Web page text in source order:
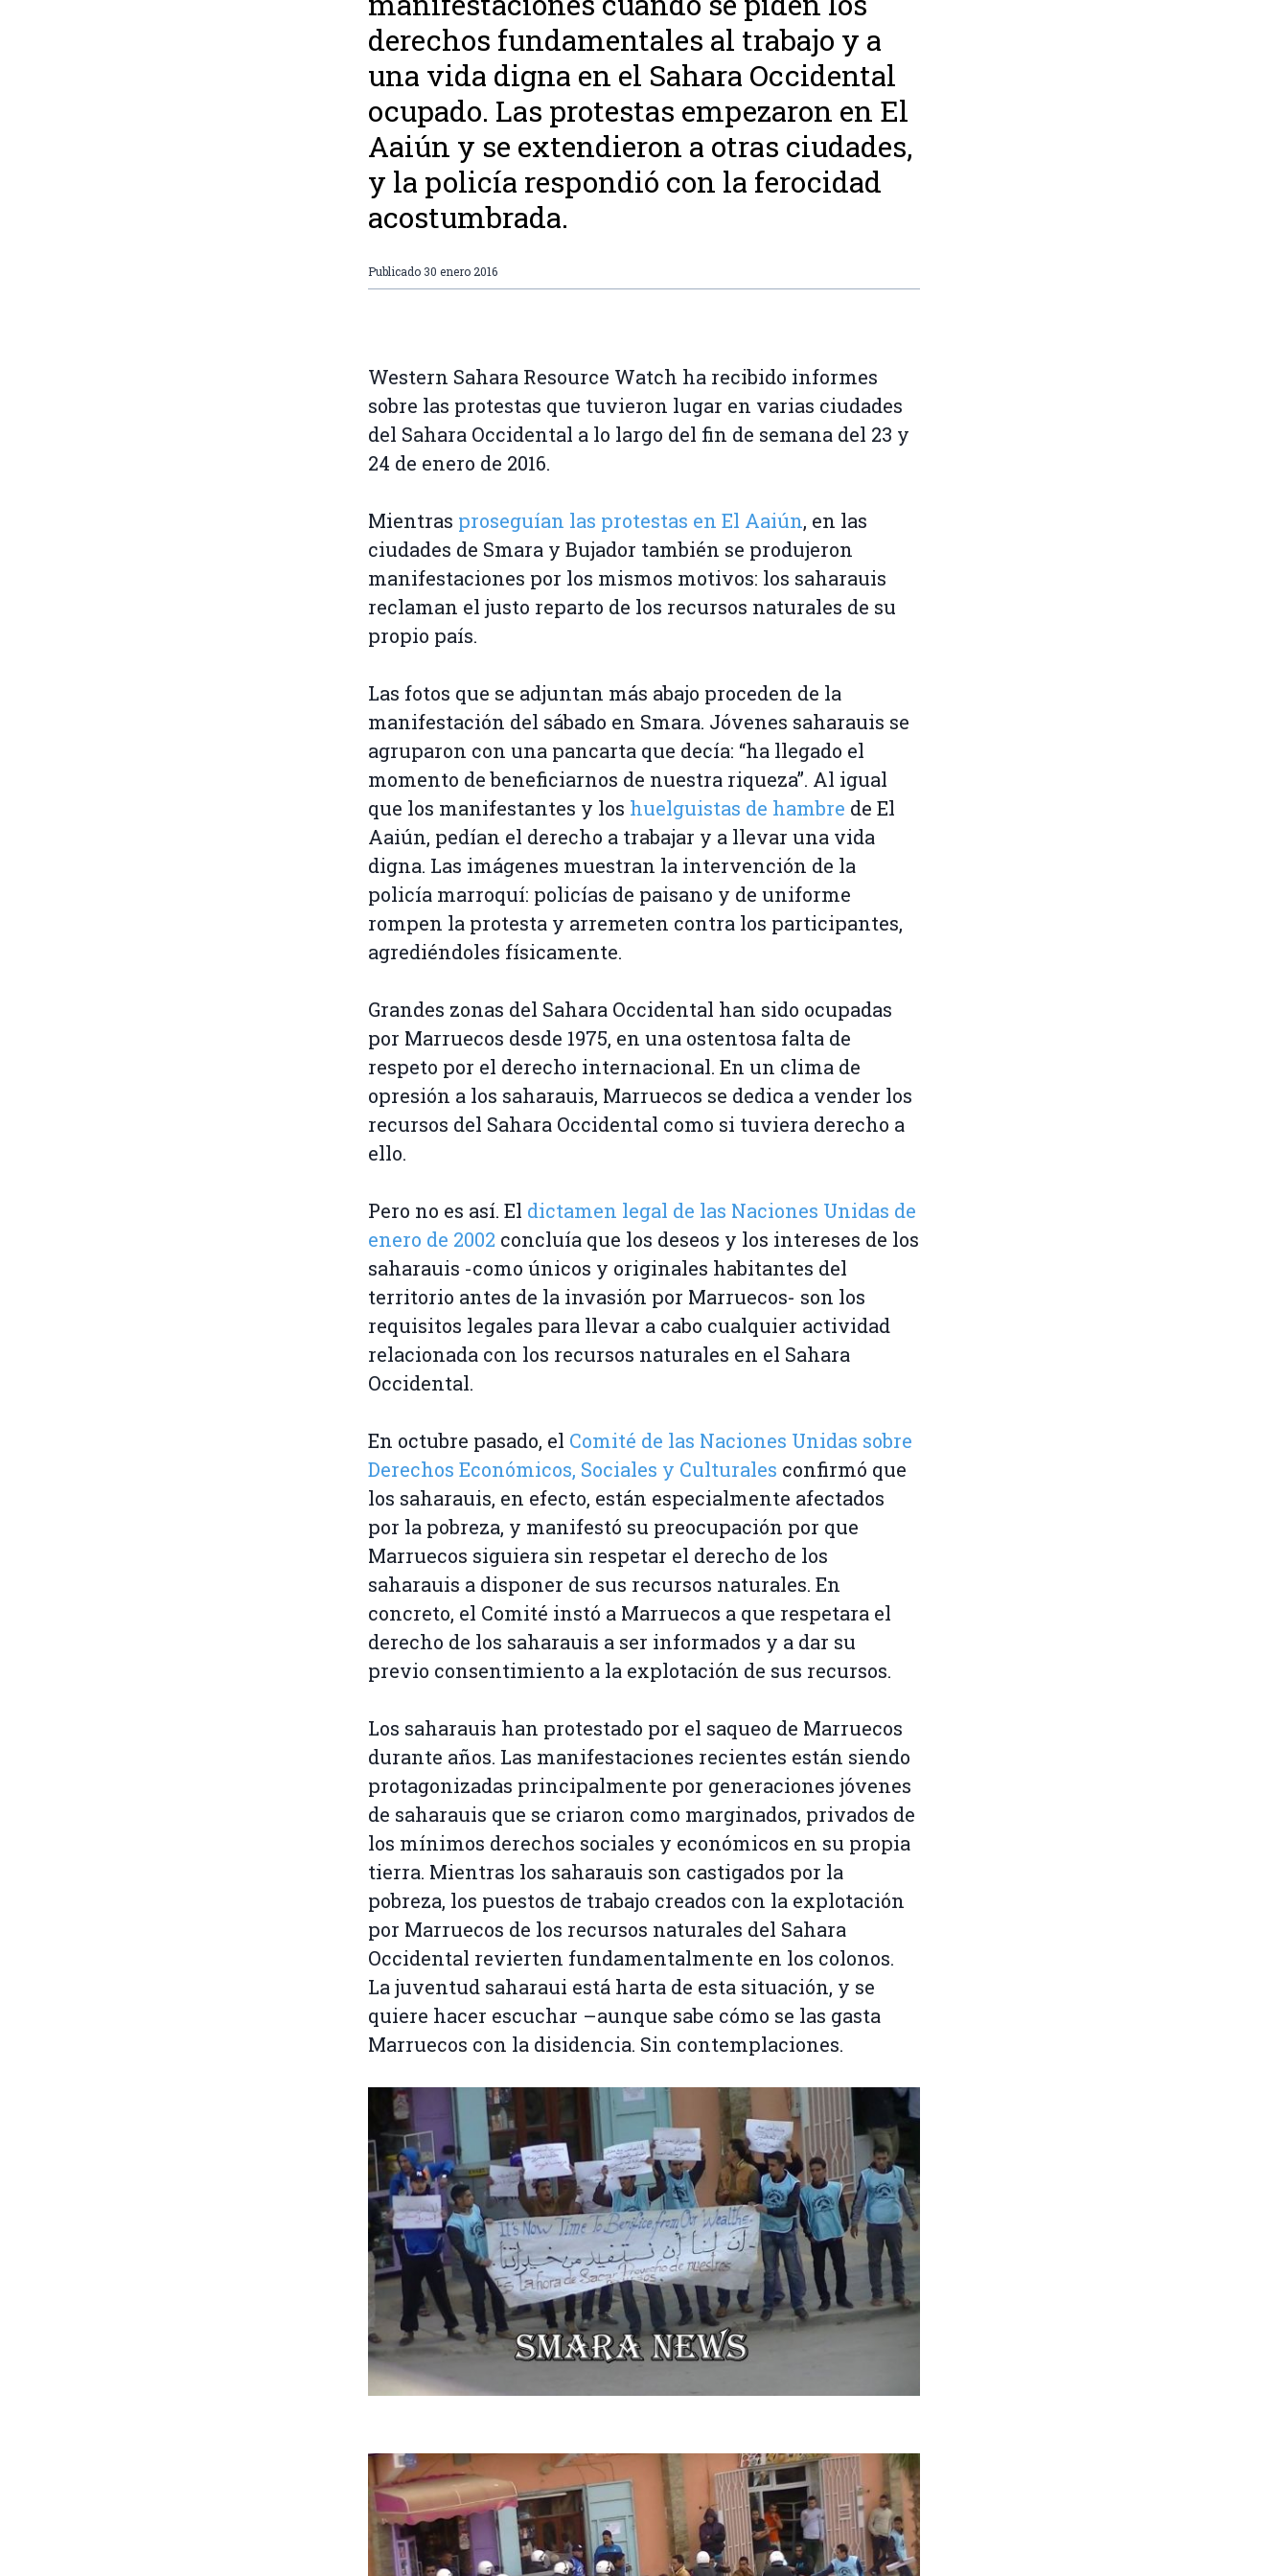
derechos fundamentales al trabajo y a
una vida digna en el Sahara Occidental
ocupado. Las protestas empezaron en El
Aaiún y se extendieron a otras ciudades,
y la policía respondió con la ferocidad
acostumbrada.
Publicado 30 enero 2016
Western Sahara Resource Watch ha recibido informes
sobre las protestas que tuvieron lugar en varias ciudades
del Sahara Occidental a lo largo del fin de semana del 23 y
24 de enero de 2016.
Mientras proseguían las protestas en El Aaiún, en las
ciudades de Smara y Bujador también se produjeron
manifestaciones por los mismos motivos: los saharauis
reclaman el justo reparto de los recursos naturales de su
propio país.
Las fotos que se adjuntan más abajo proceden de la
manifestación del sábado en Smara. Jóvenes saharauis se
agruparon con una pancarta que decía: “ha llegado el
momento de beneficiarnos de nuestra riqueza”. Al igual
que los manifestantes y los huelguistas de hambre de El
Aaiún, pedían el derecho a trabajar y a llevar una vida
digna. Las imágenes muestran la intervención de la
policía marroquí: policías de paisano y de uniforme
rompen la protesta y arremeten contra los participantes,
agrediéndoles físicamente.
Grandes zonas del Sahara Occidental han sido ocupadas
por Marruecos desde 1975, en una ostentosa falta de
respeto por el derecho internacional. En un clima de
opresión a los saharauis, Marruecos se dedica a vender los
recursos del Sahara Occidental como si tuviera derecho a
ello.
Pero no es así. El dictamen legal de las Naciones Unidas de
enero de 2002 concluía que los deseos y los intereses de los
saharauis -como únicos y originales habitantes del
territorio antes de la invasión por Marruecos- son los
requisitos legales para llevar a cabo cualquier actividad
relacionada con los recursos naturales en el Sahara
Occidental.
En octubre pasado, el Comité de las Naciones Unidas sobre
Derechos Económicos, Sociales y Culturales confirmó que
los saharauis, en efecto, están especialmente afectados
por la pobreza, y manifestó su preocupación por que
Marruecos siguiera sin respetar el derecho de los
saharauis a disponer de sus recursos naturales. En
concreto, el Comité instó a Marruecos a que respetara el
derecho de los saharauis a ser informados y a dar su
previo consentimiento a la explotación de sus recursos.
Los saharauis han protestado por el saqueo de Marruecos
durante años. Las manifestaciones recientes están siendo
protagonizadas principalmente por generaciones jóvenes
de saharauis que se criaron como marginados, privados de
los mínimos derechos sociales y económicos en su propia
tierra. Mientras los saharauis son castigados por la
pobreza, los puestos de trabajo creados con la explotación
por Marruecos de los recursos naturales del Sahara
Occidental revierten fundamentalmente en los colonos.
La juventud saharaui está harta de esta situación, y se
quiere hacer escuchar –aunque sabe cómo se las gasta
Marruecos con la disidencia. Sin contemplaciones.